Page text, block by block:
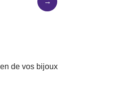
de vos bijoux